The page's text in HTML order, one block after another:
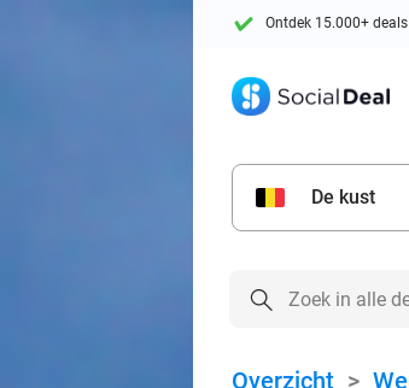
Ontdek 15.000+ deals
De kust
Overzicht >